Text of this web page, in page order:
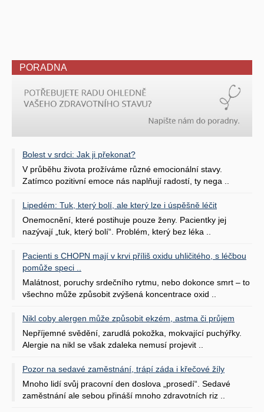
PORADNA
Bolest v srdci: Jak ji překonat?
V průběhu života prožíváme různé emocionální stavy.
Zatímco pozitivní emoce nás naplňují radostí, ty nega ..
Lipedém: Tuk, který bolí, ale který lze i úspěšně léčit
Onemocnění, které postihuje pouze ženy. Pacientky jej
nazývají „tuk, který bolí“. Problém, který bez léka ..
Pacienti s CHOPN mají v krvi příliš oxidu uhličitého, s léčbou
pomůže speci ..
Malátnost, poruchy srdečního rytmu, nebo dokonce smrt – to
všechno může způsobit zvýšená koncentrace oxid ..
Nikl coby alergen může způsobit ekzém, astma či průjem
Nepříjemné svědění, zarudlá pokožka, mokvající puchýřky.
Alergie na nikl se však zdaleka nemusí projevit ..
Pozor na sedavé zaměstnání, trápí záda i křečové žíly
Mnoho lidí svůj pracovní den doslova „prosedí“. Sedavé
zaměstnání ale sebou přináší mnoho zdravotních riz ..